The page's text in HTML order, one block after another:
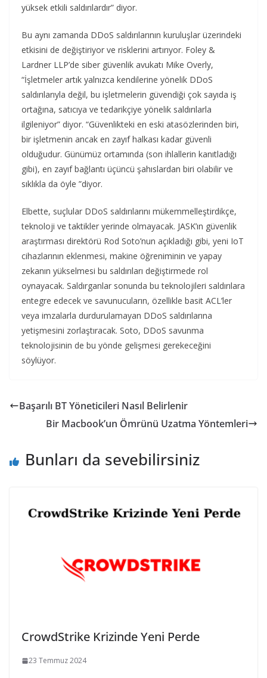
yüksek etkili saldırılardır” diyor.
Bu aynı zamanda DDoS saldırılarının kuruluşlar üzerindeki
etkisini de değiştiriyor ve risklerini artırıyor. Foley &
Lardner LLP’de siber güvenlik avukatı Mike Overly,
“İşletmeler artık yalnızca kendilerine yönelik DDoS
saldırılarıyla değil, bu işletmelerin güvendiği çok sayıda iş
ortağına, satıcıya ve tedarikçiye yönelik saldırılarla
ilgileniyor” diyor. “Güvenlikteki en eski atasözlerinden biri,
bir işletmenin ancak en zayıf halkası kadar güvenli
olduğudur. Günümüz ortamında (son ihlallerin kanıtladığı
gibi), en zayıf bağlantı üçüncü şahıslardan biri olabilir ve
sıklıkla da öyle ”diyor.
Elbette, suçlular DDoS saldırılarını mükemmelleştirdikçe,
teknoloji ve taktikler yerinde olmayacak. JASK’ın güvenlik
araştırması direktörü Rod Soto’nun açıkladığı gibi, yeni IoT
cihazlarının eklenmesi, makine öğreniminin ve yapay
zekanın yükselmesi bu saldırıları değiştirmede rol
oynayacak. Saldırganlar sonunda bu teknolojileri saldırılara
entegre edecek ve savunucuların, özellikle basit ACL’ler
veya imzalarla durdurulamayan DDoS saldırılarına
yetişmesini zorlaştıracak. Soto, DDoS savunma
teknolojisinin de bu yönde gelişmesi gerekeceğini
söylüyor.
Başarılı BT Yöneticileri Nasıl Belirlenir
Bir Macbook’un Ömrünü Uzatma Yöntemleri
Bunları da sevebilirsiniz
CrowdStrike Krizinde Yeni Perde
23 Temmuz 2024